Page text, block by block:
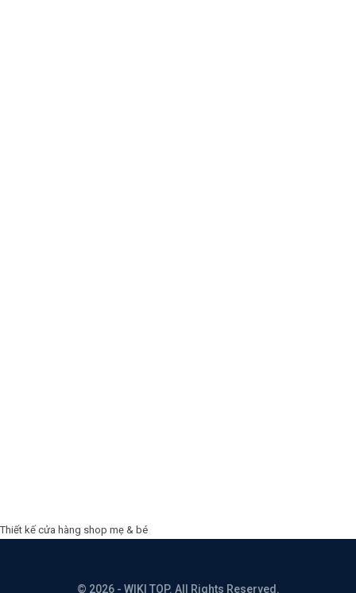
Thiết kế cửa hàng shop mẹ & bé
© 2026 - WIKI TOP. All Rights Reserved.